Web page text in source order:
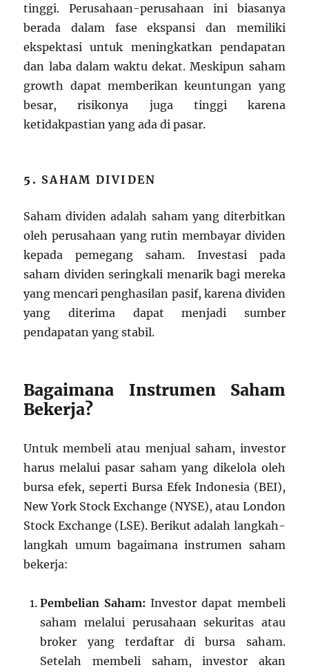
tinggi. Perusahaan-perusahaan ini biasanya
berada dalam fase ekspansi dan memiliki
ekspektasi untuk meningkatkan pendapatan
dan laba dalam waktu dekat. Meskipun saham
growth dapat memberikan keuntungan yang
besar, risikonya juga tinggi karena
ketidakpastian yang ada di pasar.
5. SAHAM DIVIDEN
Saham dividen adalah saham yang diterbitkan
oleh perusahaan yang rutin membayar dividen
kepada pemegang saham. Investasi pada
saham dividen seringkali menarik bagi mereka
yang mencari penghasilan pasif, karena dividen
yang diterima dapat menjadi sumber
pendapatan yang stabil.
Bagaimana Instrumen Saham
Bekerja?
Untuk membeli atau menjual saham, investor
harus melalui pasar saham yang dikelola oleh
bursa efek, seperti Bursa Efek Indonesia (BEI),
New York Stock Exchange (NYSE), atau London
Stock Exchange (LSE). Berikut adalah langkah-
langkah umum bagaimana instrumen saham
bekerja:
Pembelian Saham: Investor dapat membeli
saham melalui perusahaan sekuritas atau
broker yang terdaftar di bursa saham.
Setelah membeli saham, investor akan